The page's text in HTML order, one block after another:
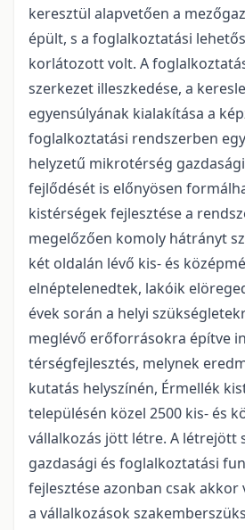
keresztül alapvetően a
épült, s a foglalkoztatási
korlátozott volt. A
szerkezet illeszkedése, a
egyensúlyának kialakítása a
foglalkoztatási rendszerben
helyzetű mikrotérség
fejlődését is előnyösen
kistérségek fejlesztése a
megelőzően komoly hátrányt
két oldalán lévő kis- és
elnéptelenedtek, lakóik
évek során a helyi
meglévő erőforrásokra építve
térségfejlesztés, melynek
kutatás helyszínén, Érmellék
településén közel 2500 kis- és
vállalkozás jött létre. A létrejött
gazdasági és foglalkoztatási
fejlesztése azonban csak akkor
a vállalkozások